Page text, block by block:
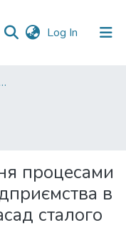
Log In (current)
права та інформаційних технологій
процесами
в
сталого